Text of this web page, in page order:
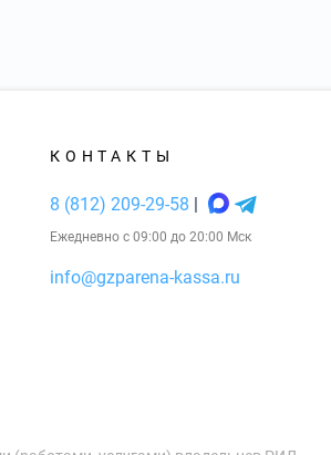
КОНТАКТЫ
8 (812) 209-29-58 |
Ежедневно с 09:00 до 20:00 Мск
info@gzparena-kassa.ru